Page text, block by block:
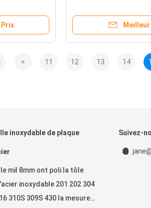
< 11 12 13 14
inoxydable de plaque
le mil 8mm ont poli la tôle
inoxydable 201 202 304
310S 309S 430 la mesure
Suivez-